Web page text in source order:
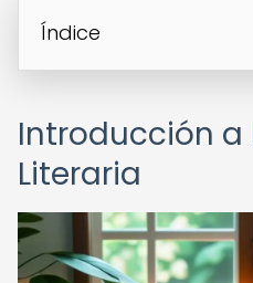
Índice
Introducción a
Literaria